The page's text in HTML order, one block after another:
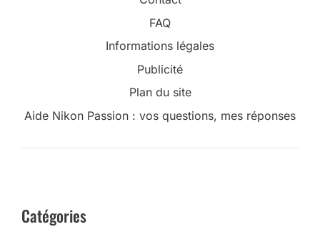
FAQ
Informations légales
Publicité
Plan du site
Aide Nikon Passion : vos questions, mes réponses
Catégories